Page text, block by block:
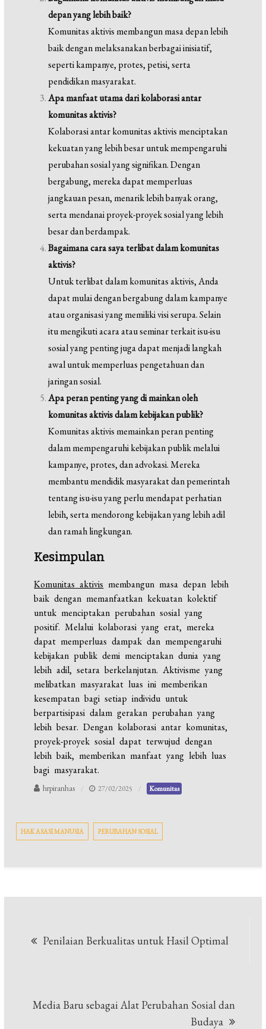
depan yang lebih baik?
Komunitas aktivis membangun masa depan lebih
baik dengan melaksanakan berbagai inisiatif,
seperti kampanye, protes, petisi, serta
pendidikan masyarakat.
Apa manfaat utama dari kolaborasi antar
komunitas aktivis?
Kolaborasi antar komunitas aktivis menciptakan
kekuatan yang lebih besar untuk mempengaruhi
perubahan sosial yang signifikan. Dengan
bergabung, mereka dapat memperluas
jangkauan pesan, menarik lebih banyak orang,
serta mendanai proyek-proyek sosial yang lebih
besar dan berdampak.
Bagaimana cara saya terlibat dalam komunitas
aktivis?
Untuk terlibat dalam komunitas aktivis, Anda
dapat mulai dengan bergabung dalam kampanye
atau organisasi yang memiliki visi serupa. Selain
itu mengikuti acara atau seminar terkait isu-isu
sosial yang penting juga dapat menjadi langkah
awal untuk memperluas pengetahuan dan
jaringan sosial.
Apa peran penting yang di mainkan oleh
komunitas aktivis dalam kebijakan publik?
Komunitas aktivis memainkan peran penting
dalam mempengaruhi kebijakan publik melalui
kampanye, protes, dan advokasi. Mereka
membantu mendidik masyarakat dan pemerintah
tentang isu-isu yang perlu mendapat perhatian
lebih, serta mendorong kebijakan yang lebih adil
dan ramah lingkungan.
Kesimpulan
Komunitas aktivis membangun masa depan lebih
baik dengan memanfaatkan kekuatan kolektif
untuk menciptakan perubahan sosial yang
positif. Melalui kolaborasi yang erat, mereka
dapat memperluas dampak dan mempengaruhi
kebijakan publik demi menciptakan dunia yang
lebih adil, setara berkelanjutan. Aktivisme yang
melibatkan masyarakat luas ini memberikan
kesempatan bagi setiap individu untuk
berpartisipasi dalam gerakan perubahan yang
lebih besar. Dengan kolaborasi antar komunitas,
proyek-proyek sosial dapat terwujud dengan
lebih baik, memberikan manfaat yang lebih luas
bagi masyarakat.
hrpiranhas 27/02/2025 Komunitas
HAK ASASI MANUSIA PERUBAHAN SOSIAL
Penilaian Berkualitas untuk Hasil Optimal
Media Baru sebagai Alat Perubahan Sosial dan
Budaya